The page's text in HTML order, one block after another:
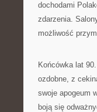
dochodami
zdarzenia.
możliwość
Końcówka lat
ozdobne, z
swoje apogeum
boją się